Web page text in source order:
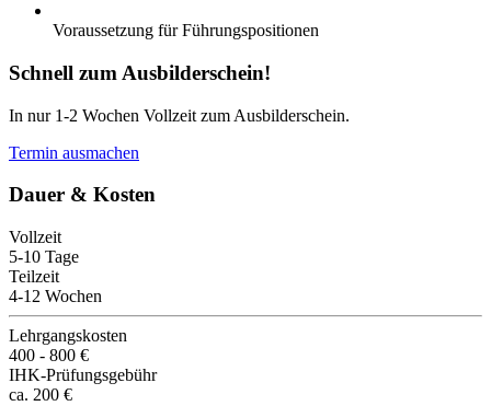
Voraussetzung für Führungspositionen
Schnell zum Ausbilderschein!
In nur 1-2 Wochen Vollzeit zum Ausbilderschein.
Termin ausmachen
Dauer & Kosten
Vollzeit
5-10 Tage
Teilzeit
4-12 Wochen
Lehrgangskosten
400 - 800 €
IHK-Prüfungsgebühr
ca. 200 €